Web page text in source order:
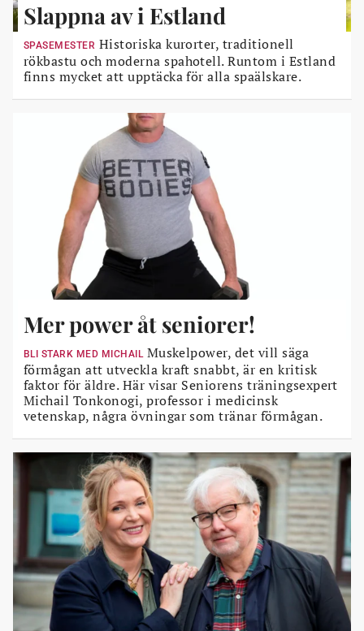
Slappna av i Estland
SPASEMESTER Historiska kurorter, traditionell
rökbastu och moderna spahotell. Runtom i Estland
finns mycket att upptäcka för alla spaälskare.
Mer power åt seniorer!
BLI STARK MED MICHAILMuskelpower, det vill säga
förmågan att utveckla kraft snabbt, är en kritisk
faktor för äldre. Här visar Seniorens träningsexpert
Michail Tonkonogi, professor i medicinsk
vetenskap, några övningar som tränar förmågan.